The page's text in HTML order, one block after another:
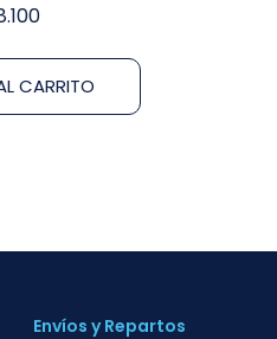
CARRITO
Envíos y Repartos